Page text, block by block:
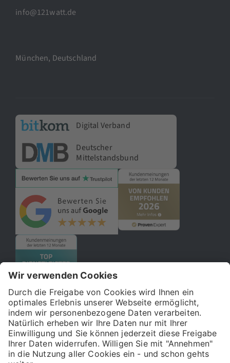
info@121watt.de
München, Deutschland
Digital Verband
Deutscher
Mittelstandsbund
© 2026 121WATT GmbH